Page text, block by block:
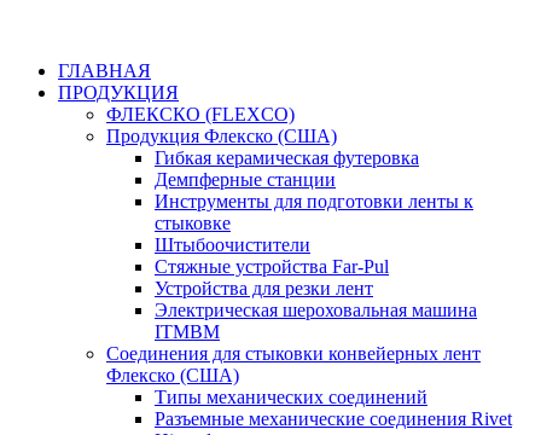
ГЛАВНАЯ
ПРОДУКЦИЯ
ФЛЕКСКО (FLEXCO)
Продукция Флекско (США)
Гибкая керамическая футеровка
Демпферные станции
Инструменты для подготовки ленты к
стыковке
Штыбоочистители
Стяжные устройства Far-Pul
Устройства для резки лент
Электрическая шероховальная машина
ITMBM
Соединения для стыковки конвейерных лент
Флекско (США)
Типы механических соединений
Разъемные механические соединения Rivet